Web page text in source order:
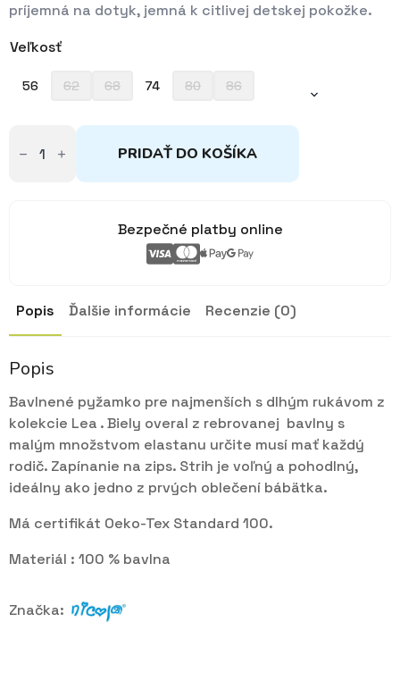
príjemná na dotyk, jemná k citlivej detskej pokožke.
Veľkosť
56 62 68 74 80 86
množstvo
Overal
na PRIDAŤ DO KOŠÍKA
Bezpečné platby online
Popis Ďalšie informácie Recenzie (0)
Popis
Bavlnené pyžamko pre najmenších s dlhým rukávom z
kolekcie Lea . Biely overal z rebrovanej bavlny s
malým množstvom elastanu určite musí mať každý
rodič. Zapínanie na zips. Strih je voľný a pohodlný,
ideálny ako jedno z prvých oblečení bábätka.
Má certifikát Oeko-Tex Standard 100.
Materiál : 100 % bavlna
Značka: